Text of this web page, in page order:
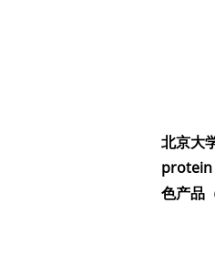
北京大
protein
色产品